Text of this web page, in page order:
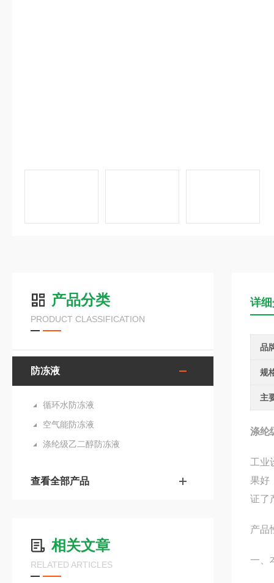
产品分类
PRODUCT CLASSIFICATION
防冻液
循环水防冻液
空气能防冻液
涤纶级乙二醇防冻液
查看全部产品
相关文章
RELATED ARTICLES
详
品
规
主
涤纶
工业
果好
证了
产品
一、